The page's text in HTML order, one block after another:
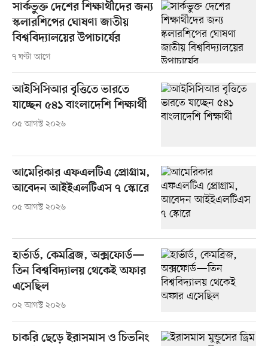
সার্কভুক্ত দেশের শিক্ষার্থীদের জন্য
স্কলারশিপের ঘোষণা জাতীয়
বিশ্ববিদ্যালয়ের উপাচার্যের
৭ ঘণ্টা আগে
আইসিসিআর বৃত্তিতে ভারতে
যাচ্ছেন ৫৪১ বাংলাদেশি শিক্ষার্থী
০৫ আগস্ট ২০২৬
আমেরিকার এফএলটিএ প্রোগ্রাম,
আবেদন আইইএলটিএস ৭ স্কোরে
০৫ আগস্ট ২০২৬
হার্ভার্ড, কেমব্রিজ, অক্সফোর্ড—
তিন বিশ্ববিদ্যালয় থেকেই অফার
এসেছিল
০২ আগস্ট ২০২৬
চাকরি ছেড়ে ইরাসমাস ও চিভনিং